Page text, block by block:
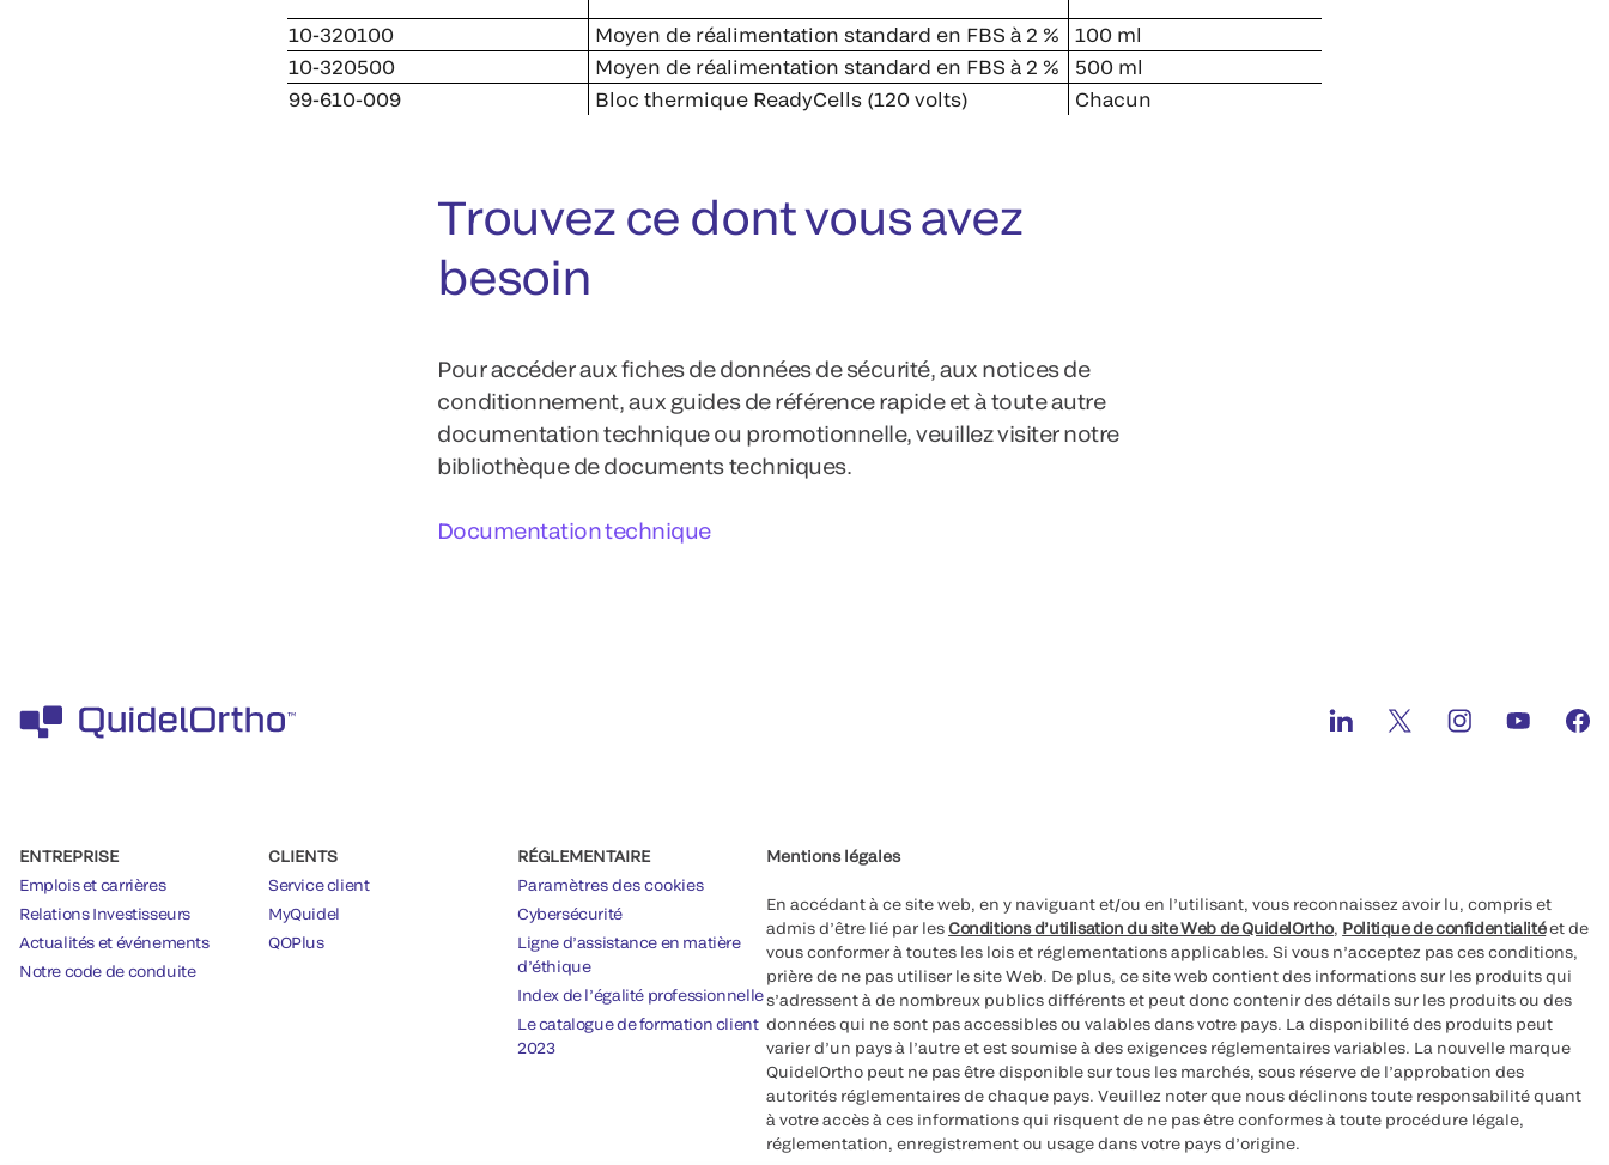
10-320100 Moyen de réalimentation standard en FBS à 2 %
100 ml
10-320500
Moyen de réalimentation standard en FBS à 2 %
500 ml
99-610-009
Bloc thermique ReadyCells (120 volts) Chacun
Trouvez ce dont vous avez
besoin
Pour accéder aux fiches de données de sécurité, aux notices de
conditionnement, aux guides de référence rapide et à toute autre
documentation technique ou promotionnelle, veuillez visiter notre
bibliothèque de documents techniques.
Documentation technique
ENTREPRISE
Emplois et carrières
Relations Investisseurs
Actualités et événements
Notre code de conduite
CLIENTS
Service client
MyQuidel
QOPlus
RÉGLEMENTAIRE
Paramètres des cookies
Cybersécurité
Ligne d’assistance en matière
d’éthique
Index de l’égalité professionnelle
Le catalogue de formation client
2023
Mentions légales
En accédant à ce site web, en y naviguant et/ou en l’utilisant, vous reconnaissez avoir lu, compris et
admis d’être lié par lesConditions d’utilisation du site Web de QuidelOrtho, Politique de confidentialitéet de
vous conformer à toutes les lois et réglementations applicables. Si vous n’acceptez pas ces conditions,
prière de ne pas utiliser le site Web. De plus, ce site web contient des informations sur les produits qui
s’adressent à de nombreux publics différents et peut donc contenir des détails sur les produits ou des
données qui ne sont pas accessibles ou valables dans votre pays. La disponibilité des produits peut
varier d’un pays à l’autre et est soumise à des exigences réglementaires variables. La nouvelle marque
QuidelOrtho peut ne pas être disponible sur tous les marchés, sous réserve de l’approbation des
autorités réglementaires de chaque pays. Veuillez noter que nous déclinons toute responsabilité quant
à votre accès à ces informations qui risquent de ne pas être conformes à toute procédure légale,
réglementation, enregistrement ou usage dans votre pays d’origine.